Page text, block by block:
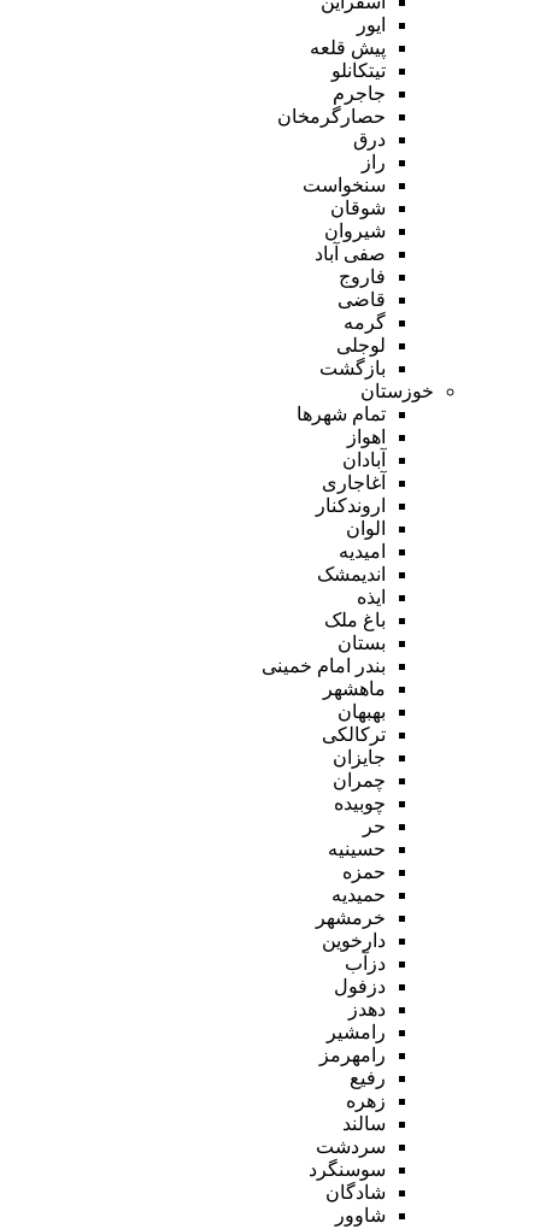
ایور
پیش قلعه
تیتکانلو
جاجرم
حصارگرمخان
درق
راز
سنخواست
شوقان
شیروان
صفی آباد
فاروج
قاضی
گرمه
لوجلی
بازگشت
خوزستان
تمام شهر‌ها
اهواز
آبادان
آغاجاری
اروندکنار
الوان
امیدیه
اندیمشک
ایذه
باغ ملک
بستان
بندر امام خمینی
ماهشهر
بهبهان
ترکالکی
جایزان
چمران
چوبیده
حر
حسینیه
حمزه
حمیدیه
خرمشهر
دارخوین
دزآب
دزفول
دهدز
رامشیر
رامهرمز
رفیع
زهره
سالند
سردشت
سوسنگرد
شادگان
شاوور